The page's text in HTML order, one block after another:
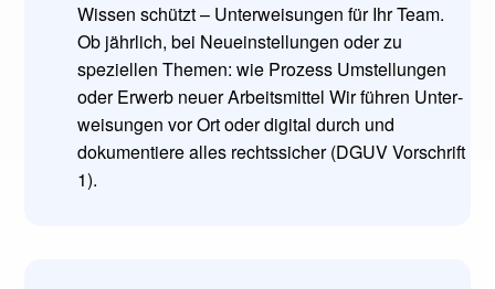
Wissen schützt – Unterweisungen für Ihr Team.
Ob jährlich, bei Neu­ein­stellungen oder zu
speziellen Themen: wie Prozess Um­stell­ungen
oder Erwerb neuer Arbeitsmittel Wir führen Unter­
weis­ungen vor Ort oder digital durch und
dokumentiere alles rechts­sicher (DGUV Vorschrift
1).